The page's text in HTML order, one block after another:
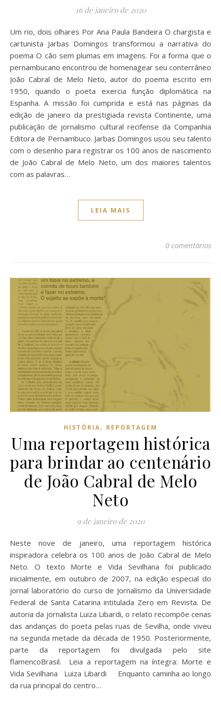
16 de janeiro de 2020
Um rio, dois olhares Por Ana Paula Bandeira O chargista e
cartunista Jarbas Domingos transformou a narrativa do
poema O cão sem plumas em imagens. Foi a forma que o
pernambucano encontrou de homenagear seu conterrâneo
João Cabral de Melo Neto, autor do poema escrito em
1950, quando o poeta exercia função diplomática na
Espanha. A missão foi cumprida e está nas páginas da
edição de janeiro da prestigiada revista Continente, uma
publicação de jornalismo cultural recifense da Companhia
Editora de Pernambuco. Jarbas Domingos usou seu talento
com o desenho para registrar os 100 anos de nascimento
de João Cabral de Melo Neto, um dos maiores talentos
com as palavras…
LEIA MAIS
0 comentários
HISTÓRIA, REPORTAGEM
Uma reportagem histórica
para brindar ao centenário
de João Cabral de Melo
Neto
9 de janeiro de 2020
Neste nove de janeiro, uma reportagem histórica
inspiradora celebra os 100 anos de João Cabral de Melo
Neto. O texto Morte e Vida Sevilhana foi publicado
inicialmente, em outubro de 2007, na edição especial do
jornal laboratório do curso de Jornalismo da Universidade
Federal de Santa Catarina intitulada Zero em Revista. De
autoria da jornalista Luiza Libardi, o relato recompõe cenas
das andanças do poeta pelas ruas de Sevilha, onde viveu
na segunda metade da década de 1950. Posteriormente,
parte da reportagem foi divulgada pelo site
flamencoBrasil. Leia a reportagem na íntegra: Morte e
Vida Sevilhana Luiza Libardi Enquanto caminha ao longo
da rua principal do centro…